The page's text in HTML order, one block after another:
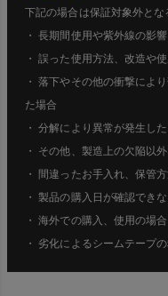
下記の場合は保証対象外とな
・ 長期間使用や紫外線の影
・ 誤った使用方法、改造や
・ 落下やその他の衝撃によ
た場合
・ 分解により異常が発生し
・ その他、製造上の欠陥以
・ 間違ったお手入れ、保管
・ 製品の購入日が確認でき
・ 海外での購入、使用の場合
・ 劣化によるシームテープ